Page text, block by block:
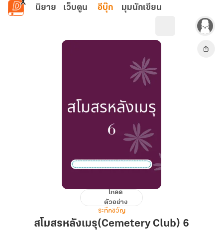
ข้ามไปยังเนื้อหาหลัก
นิยาย เว็บตูน อีบุ๊ก มุมนักเขียน
สโมสร
เมรุ(Cemetery
โหลด
ตัวอย่าง
ระทึกขวัญ
สโมสรหลังเมรุ(Cemetery Club) 6